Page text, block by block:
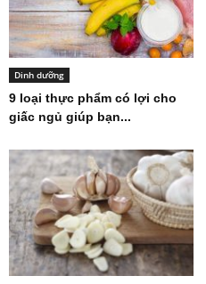
Dinh dưỡng
9 loại thực phẩm có lợi cho
giấc ngủ giúp bạn...